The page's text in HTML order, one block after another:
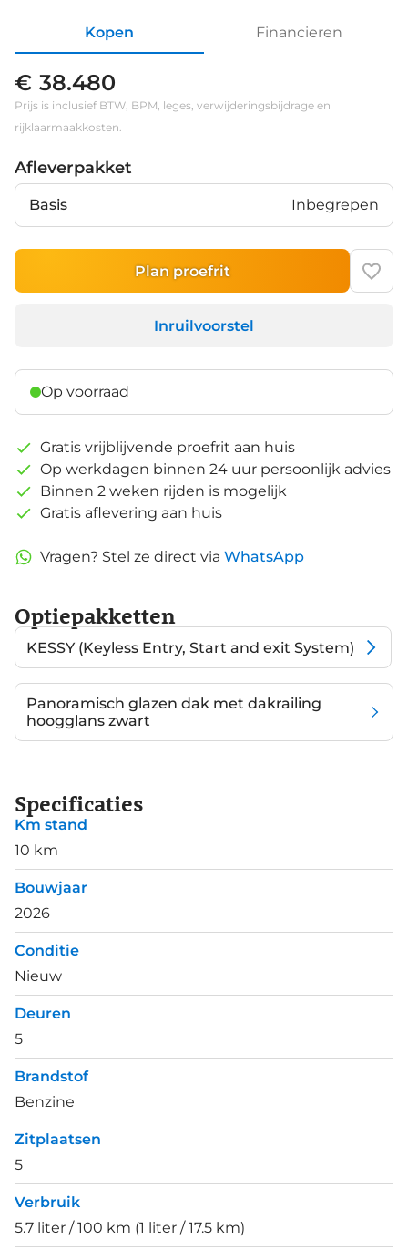
Kopen Financieren
€ 38.480
Prijs is inclusief BTW, BPM, leges, verwijderingsbijdrage en
rijklaarmaakkosten.
Afleverpakket
Basis Inbegrepen
Plan proefrit
Inruilvoorstel
Op voorraad
Gratis vrijblijvende proefrit aan huis
Op werkdagen binnen 24 uur persoonlijk advies
Binnen 2 weken rijden is mogelijk
Gratis aflevering aan huis
Vragen? Stel ze direct via WhatsApp
Optiepakketten
KESSY (Keyless Entry, Start and exit System)
Panoramisch glazen dak met dakrailing
hoogglans zwart
Specificaties
Km stand
10 km
Bouwjaar
2026
Conditie
Nieuw
Deuren
5
Brandstof
Benzine
Zitplaatsen
5
Verbruik
5.7 liter / 100 km (1 liter / 17.5 km)